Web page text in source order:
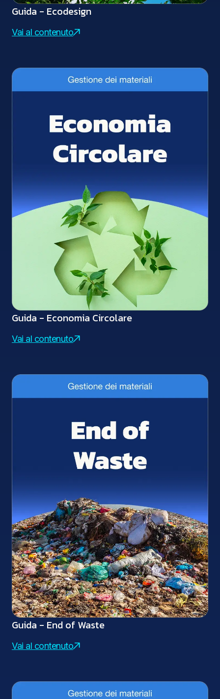
Guida - Ecodesign
Vai al contenuto
Guida - Economia Circolare
Vai al contenuto
Guida - End of Waste
Vai al contenuto